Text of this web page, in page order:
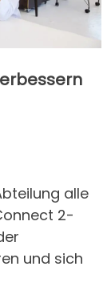
alle
2-
und sich